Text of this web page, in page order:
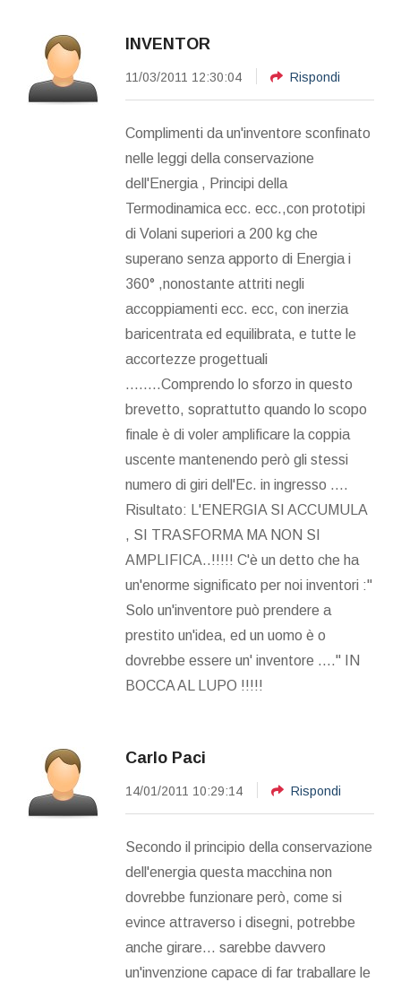
INVENTOR
11/03/2011 12:30:04 Rispondi
Complimenti da un'inventore sconfinato
nelle leggi della conservazione
dell'Energia , Principi della
Termodinamica ecc. ecc.,con prototipi
di Volani superiori a 200 kg che
superano senza apporto di Energia i
360° ,nonostante attriti negli
accoppiamenti ecc. ecc, con inerzia
baricentrata ed equilibrata, e tutte le
accortezze progettuali
........Comprendo lo sforzo in questo
brevetto, soprattutto quando lo scopo
finale è di voler amplificare la coppia
uscente mantenendo però gli stessi
numero di giri dell'Ec. in ingresso ....
Risultato: L'ENERGIA SI ACCUMULA
, SI TRASFORMA MA NON SI
AMPLIFICA..!!!!! C'è un detto che ha
un'enorme significato per noi inventori :"
Solo un'inventore può prendere a
prestito un'idea, ed un uomo è o
dovrebbe essere un' inventore ....'' IN
BOCCA AL LUPO !!!!!
Carlo Paci
14/01/2011 10:29:14 Rispondi
Secondo il principio della conservazione
dell'energia questa macchina non
dovrebbe funzionare però, come si
evince attraverso i disegni, potrebbe
anche girare... sarebbe davvero
un'invenzione capace di far traballare le